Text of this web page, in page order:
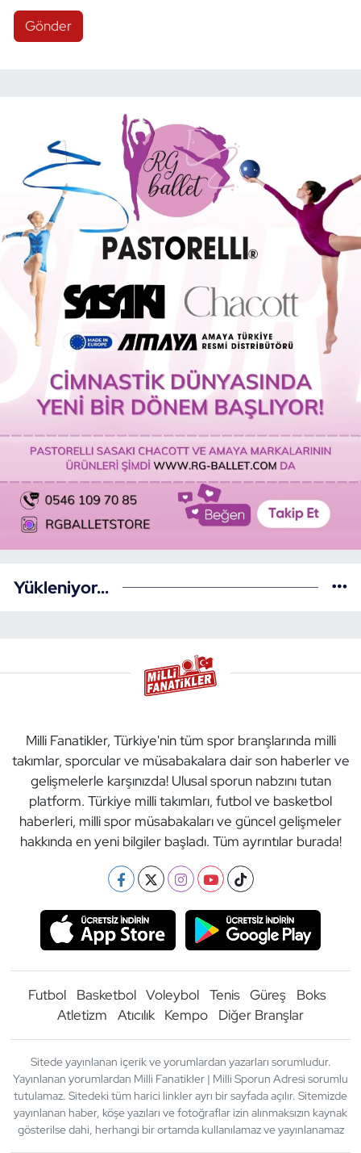
Gönder
Yükleniyor...
Milli Fanatikler, Türkiye'nin tüm spor branşlarında milli
takımlar, sporcular ve müsabakalara dair son haberler ve
gelişmelerle karşınızda! Ulusal sporun nabzını tutan
platform. Türkiye milli takımları, futbol ve basketbol
haberleri, milli spor müsabakaları ve güncel gelişmeler
hakkında en yeni bilgiler başladı. Tüm ayrıntılar burada!
Futbol Basketbol Voleybol Tenis Güreş
Boks
Atletizm
Atıcılık Kempo Diğer Branşlar
Sitede yayınlanan içerik ve yorumlardan yazarları sorumludur.
Yayınlanan yorumlardan Milli Fanatikler | Milli Sporun Adresi sorumlu
tutulamaz. Sitedeki tüm harici linkler ayrı bir sayfada açılır. Sitemizde
yayınlanan haber, köşe yazıları ve fotoğraflar izin alınmaksızın kaynak
gösterilse dahi, herhangi bir ortamda kullanılamaz ve yayınlanamaz